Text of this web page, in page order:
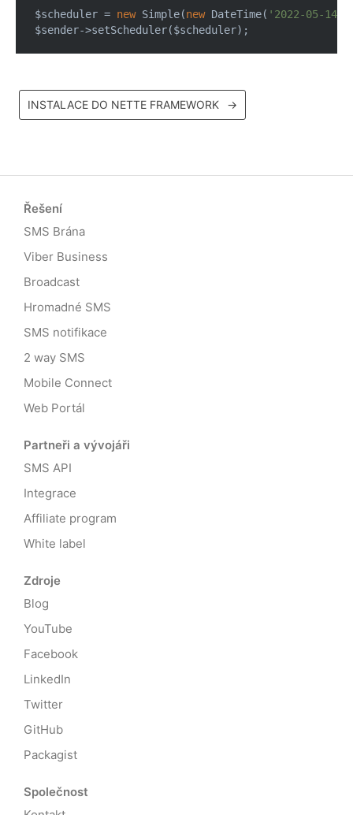
$scheduler = new Simple(new DateTime( '2022-05-14
INSTALACE DO NETTE FRAMEWORK →
Řešení
SMS Brána
Viber Business
Broadcast
Hromadné SMS
SMS notifikace
2 way SMS
Mobile Connect
Web Portál
Partneři a vývojáři
SMS API
Integrace
Affiliate program
White label
Zdroje
Blog
YouTube
Facebook
LinkedIn
Twitter
GitHub
Packagist
Společnost